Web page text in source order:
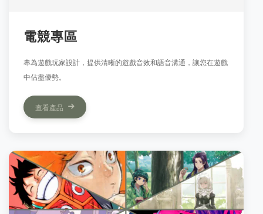
電競專區
專為遊戲玩家設計，提供清晰的遊戲音效和語音溝通，讓您在遊戲
中佔盡優勢。
查看產品